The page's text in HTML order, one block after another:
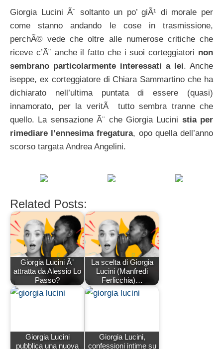
Giorgia Lucini Ã¨ soltanto un po’ giÃ¹ di morale per
come stanno andando le cose in trasmissione,
perchÃ© vede che oltre alle numerose critiche che
riceve c’Ã¨ anche il fatto che i suoi corteggiatori non
sembrano particolarmente interessati a lei. Anche
iseppe, ex corteggiatore di Chiara Sammartino che ha
dichiarato nell’ultima puntata di essere (quasi)
innamorato, per la veritÃ tutto sembra tranne che
quello. La sensazione Ã¨ che Giorgia Lucini stia per
rimediare l’ennesima fregatura, opo quella dell’anno
scorso targata Andrea Angelini.
Related Posts:
Giorgia Lucini Ã¨
attratta da Alessio Lo
Passo?
La scelta di Giorgia
Lucini (Manfredi
Ferlicchia)…
Giorgia Lucini
pubblica una nuova
Giorgia Lucini,
confessioni intime su